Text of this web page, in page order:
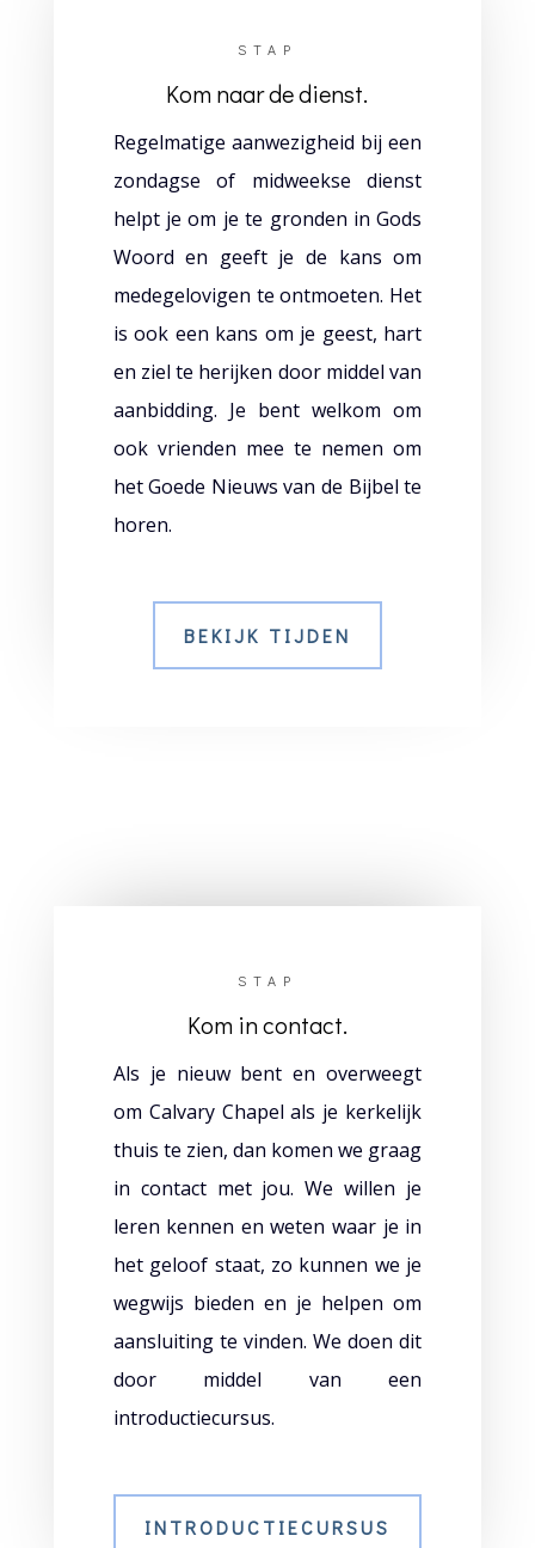
STAP
Kom naar de dienst.
Regelmatige aanwezigheid bij een
zondagse of midweekse dienst
helpt je om je te gronden in Gods
Woord en geeft je de kans om
medegelovigen te ontmoeten. Het
is ook een kans om je geest, hart
en ziel te herijken door middel van
aanbidding. Je bent welkom om
ook vrienden mee te nemen om
het Goede Nieuws van de Bijbel te
horen.
BEKIJK TIJDEN
STAP
Kom in contact.
Als je nieuw bent en overweegt
om Calvary Chapel als je kerkelijk
thuis te zien, dan komen we graag
in contact met jou. We willen je
leren kennen en weten waar je in
het geloof staat, zo kunnen we je
wegwijs bieden en je helpen om
aansluiting te vinden. We doen dit
door middel van een
introductiecursus.
INTRODUCTIECURSUS